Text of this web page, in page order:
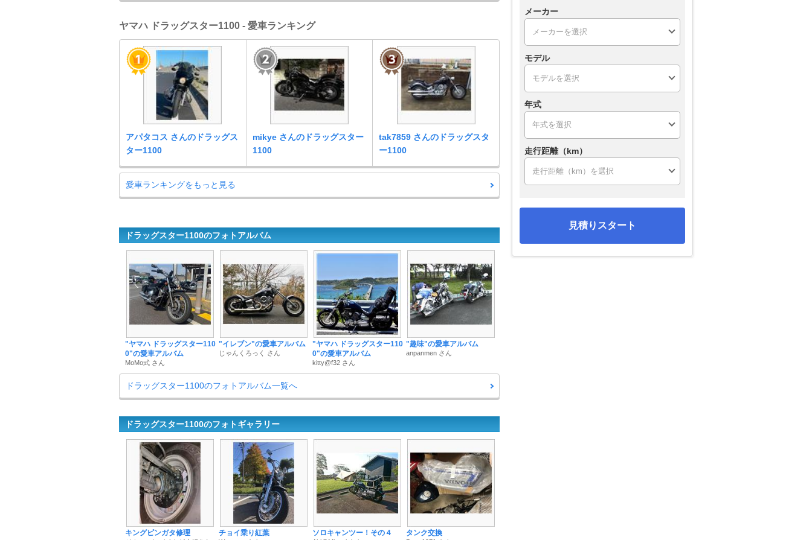
ヤマハ ドラッグスター1100 - 愛車ランキング
アパタコス さんのドラッグス
ター1100
mikye さんのドラッグスター
1100
tak7859 さんのドラッグスタ
ー1100
愛車ランキングをもっと見る
ドラッグスター1100のフォトアルバム
"ヤマハ ドラッグスター110
0"の愛車アルバム
MoMo式 さん
"イレブン"の愛車アルバム
じゃんくろっく さん
"ヤマハ ドラッグスター110
0"の愛車アルバム
kitty@f32 さん
"趣味"の愛車アルバム
anpanmen さん
ドラッグスター1100のフォトアルバム一覧へ
ドラッグスター1100のフォトギャラリー
キングピンガタ修理 チョイ乗り紅葉 ソロキャンツー！その４ タンク交換
メーカー
モデル
年式
走行距離（km）
見積りスタート